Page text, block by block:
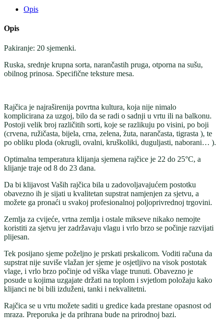
Opis
Opis
Pakiranje: 20 sjemenki.
Ruska, srednje krupna sorta, narančastih pruga, otporna na sušu,
obilnog prinosa. Specifične teksture mesa.
Rajčica je najraširenija povrtna kultura, koja nije nimalo
komplicirana za uzgoj, bilo da se radi o sadnji u vrtu ili na balkonu.
Postoji velik broj različitih sorti, koje se razlikuju po visini, po boji
(crvena, ružičasta, bijela, crna, zelena, žuta, narančasta, tigrasta ), te
po obliku ploda (okrugli, ovalni, kruškoliki, duguljasti, naborani… ).
Optimalna temperatura klijanja sjemena rajčice je 22 do 25°C, a
klijanje traje od 8 do 23 dana.
Da bi klijavost Vaših rajčica bila u zadovoljavajućem postotku
obavezno ih je sijati u kvalitetan supstrat namjenjen za sjetvu, a
možete ga pronaći u svakoj profesionalnoj poljoprivrednoj trgovini.
Zemlja za cvijeće, vrtna zemlja i ostale mikseve nikako nemojte
koristiti za sjetvu jer zadržavaju vlagu i vrlo brzo se počinje razvijati
plijesan.
Tek posijano sjeme poželjno je prskati prskalicom. Voditi računa da
supstrat nije suviše vlažan jer sjeme je osjetljivo na visok postotak
vlage, i vrlo brzo počinje od viška vlage trunuti. Obavezno je
posude u kojima uzgajate držati na toplom i svjetlom položaju kako
klijanci ne bi bili izduženi, tanki i nekvalitetni.
Rajčica se u vrtu možete saditi u gredice kada prestane opasnost od
mraza. Preporuka je da prihrana bude na prirodnoj bazi.